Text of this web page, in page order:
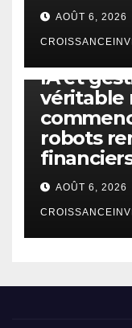
AOÛT 6, 2026
IA et
véritable
robots
AOÛT 6, 2026